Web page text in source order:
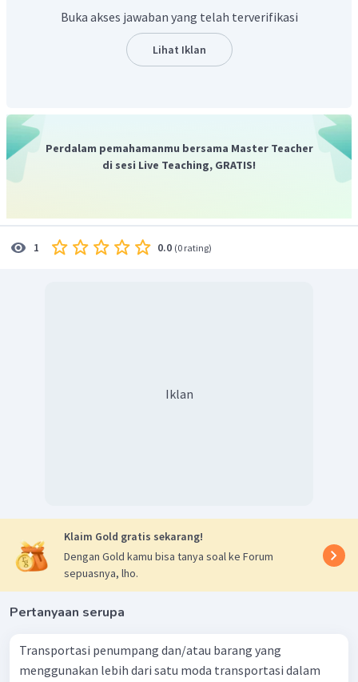
dengan gelombang laut kecil/besar serta wilayah yang
bebas sedimentasi.
Buka akses jawaban yang telah terverifikasi
Lihat Iklan
Perdalam pemahamanmu bersama Master Teacher
di sesi Live Teaching, GRATIS!
1 0.0 (0 rating)
Iklan
Klaim Gold gratis sekarang!
Dengan Gold kamu bisa tanya soal ke Forum
sepuasnya, lho.
Pertanyaan serupa
Transportasi penumpang dan/atau barang yang
menggunakan lebih dari satu moda transportasi dalam